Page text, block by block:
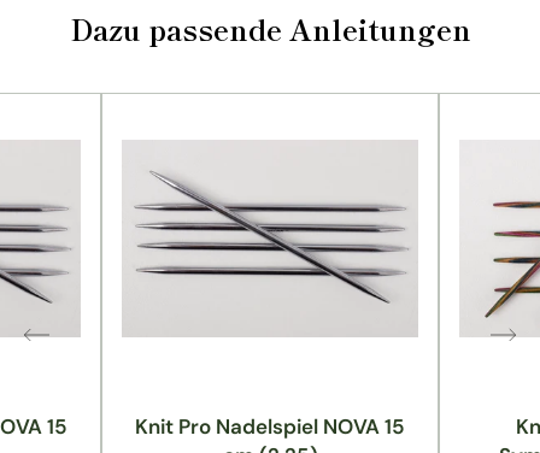
Dazu passende Anleitungen
15
Knit Pro Nadelspiel NOVA 15